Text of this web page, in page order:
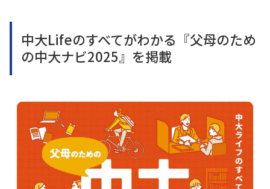
中大Lifeのすべてがわかる『父母のため
の中大ナビ2025』を掲載